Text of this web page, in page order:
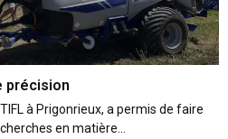
précision
à Prigonrieux, a permis de faire
en matière...